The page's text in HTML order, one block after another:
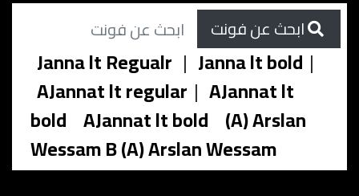
Janna lt Regualr | Janna lt bold |
AJannat lt regular | AJannat lt
bold AJannat lt bold (A) Arslan
Wessam B (A) Arslan Wessam